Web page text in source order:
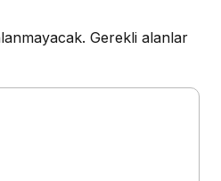
Gerekli alanlar